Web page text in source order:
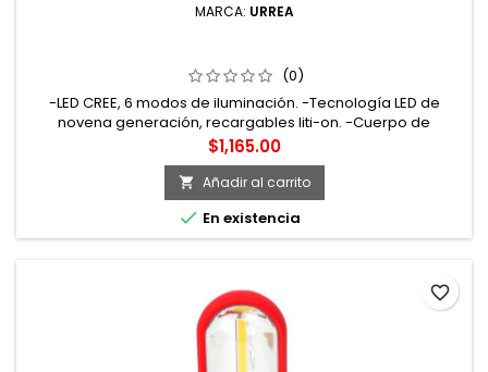
MARCA: URREA
(0)
-LED CREE, 6 modos de iluminación. -Tecnología LED de
novena generación, recargables liti-on. -Cuerpo de
aluminio, LED de alta potencia, bandas elásticas y ajustables.
-Para usos exteriores ya que soportan lluvia. -700lm, 5 W,
6500k. -Linterna para cabeza recargable Urrea, para uso
industrial, que requieran trabajos en distintas condiciones o
actividades.
Precio
$1,165.00
 Añadir al carrito
 En existencia
favorite_border